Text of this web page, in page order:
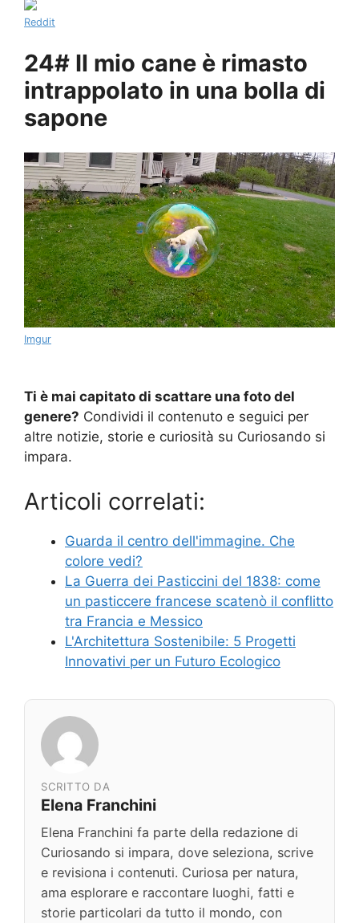
Reddit
24# Il mio cane è rimasto
intrappolato in una bolla di
sapone
Imgur
Ti è mai capitato di scattare una foto del
genere? Condividi il contenuto e seguici per
altre notizie, storie e curiosità su Curiosando si
impara.
Articoli correlati:
Guarda il centro dell'immagine. Che
colore vedi?
La Guerra dei Pasticcini del 1838: come
un pasticcere francese scatenò il conflitto
tra Francia e Messico
L'Architettura Sostenibile: 5 Progetti
Innovativi per un Futuro Ecologico
SCRITTO DA
Elena Franchini
Elena Franchini fa parte della redazione di
Curiosando si impara, dove seleziona, scrive
e revisiona i contenuti. Curiosa per natura,
ama esplorare e raccontare luoghi, fatti e
storie particolari da tutto il mondo, con